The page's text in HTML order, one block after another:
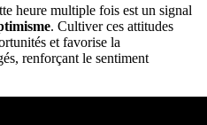
heure multiple fois est un signal
. Cultiver ces attitudes
et favorise la
renforçant le sentiment